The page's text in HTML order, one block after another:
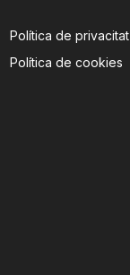
Política de privacitat
Política de cookies